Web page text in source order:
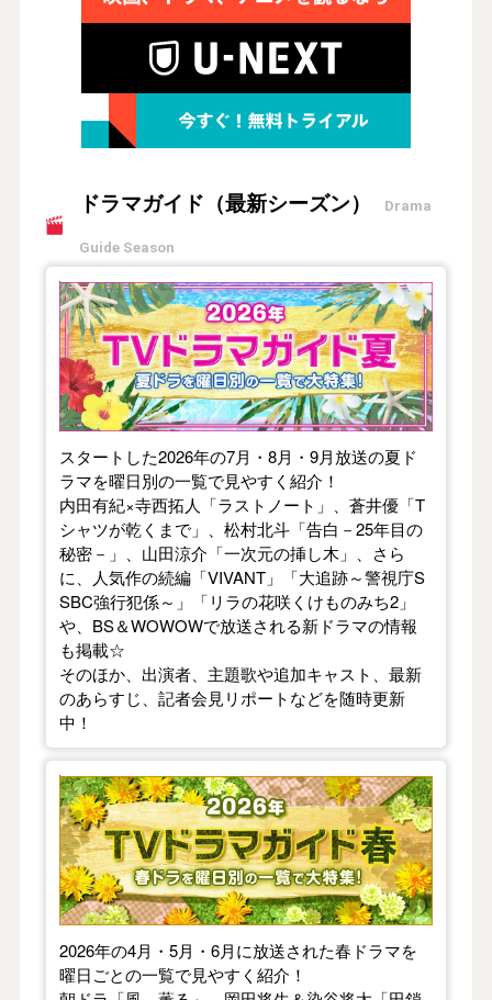
ドラマガイド（最新シーズン） Drama
Guide Season
【2026年夏】TVドラマガイド
スタートした2026年の7月・8月・9月放送の夏ド
ラマを曜日別の一覧で見やすく紹介！
内田有紀×寺西拓人「ラストノート」、蒼井優「T
シャツが乾くまで」、松村北斗「告白－25年目の
秘密－」、山田涼介「一次元の挿し木」、さら
に、人気作の続編「VIVANT」「大追跡～警視庁S
SBC強行犯係～」「リラの花咲くけものみち2」
や、BS＆WOWOWで放送される新ドラマの情報
も掲載☆
そのほか、出演者、主題歌や追加キャスト、最新
のあらすじ、記者会見リポートなどを随時更新
中！
【2026年春】TVドラマガイド
2026年の4月・5月・6月に放送された春ドラマを
曜日ごとの一覧で見やすく紹介！